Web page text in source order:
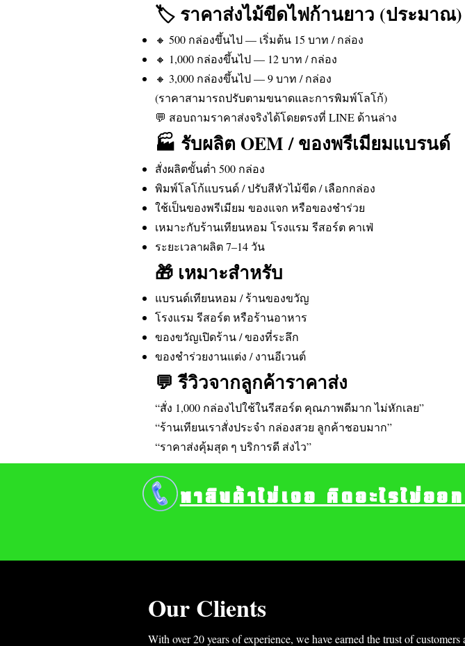
🏷️ ราคาส่งไม้ขีดไฟก้านยาว (ประมาณ)
🔸 500 กล่องขึ้นไป — เริ่มต้น 15 บาท / กล่อง
🔸 1,000 กล่องขึ้นไป — 12 บาท / กล่อง
🔸 3,000 กล่องขึ้นไป — 9 บาท / กล่อง
(ราคาสามารถปรับตามขนาดและการพิมพ์โลโก้)
💬 สอบถามราคาส่งจริงได้โดยตรงที่ LINE ด้านล่าง
🏭 รับผลิต OEM / ของพรีเมียมแบรนด์
สั่งผลิตขั้นต่ำ 500 กล่อง
พิมพ์โลโก้แบรนด์ / ปรับสีหัวไม้ขีด / เลือกกล่อง
ใช้เป็นของพรีเมียม ของแจก หรือของชำร่วย
เหมาะกับร้านเทียนหอม โรงแรม รีสอร์ต คาเฟ่
ระยะเวลาผลิต 7–14 วัน
🎁 เหมาะสำหรับ
แบรนด์เทียนหอม / ร้านของขวัญ
โรงแรม รีสอร์ต หรือร้านอาหาร
ของขวัญเปิดร้าน / ของที่ระลึก
ของชำร่วยงานแต่ง / งานอีเวนต์
💬 รีวิวจากลูกค้าราคาส่ง
“สั่ง 1,000 กล่องไปใช้ในรีสอร์ต คุณภาพดีมาก ไม่หักเลย”
“ร้านเทียนเราสั่งประจำ กล่องสวย ลูกค้าชอบมาก”
“ราคาส่งคุ้มสุด ๆ บริการดี ส่งไว”
Our Clients
With over 20 years of experience, we have earned the trust of
หาสินค้าไม่เจอ คิดอะไรไม่อ